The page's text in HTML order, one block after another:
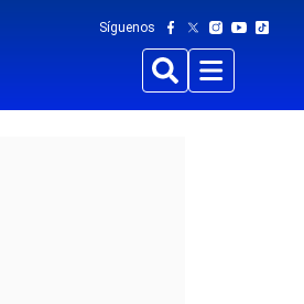
Síguenos
BuscarMenu